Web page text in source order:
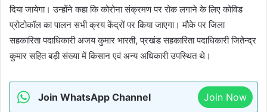
दिया जायेगा। उन्होंने कहा कि कोरोना संक्रमण पर रोक लगाने के लिए कोविड
प्रोटोकॉल का पालन सभी क्रय केंद्रों पर किया जाएगा। मौके पर जिला
सहकारिता पदाधिकारी अजय कुमार भारती, प्रखंड सहकारिता पदाधिकारी जितेन्द्र
कुमार सहित बड़ी संख्या में किसान एवं अन्य अधिकारी उपस्थित थे।
Join WhatsApp Channel Join Now